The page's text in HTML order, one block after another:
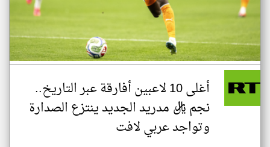
أغلى 10 لاعبين أفارقة عبر التاريخ..
نجم ريال مدريد الجديد ينتزع الصدارة
وتواجد عربي لافت